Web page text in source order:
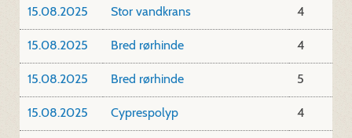
15.08.2025 Stor vandkrans 4
15.08.2025 Bred rørhinde 4
15.08.2025 Bred rørhinde 5
15.08.2025 Cyprespolyp 4